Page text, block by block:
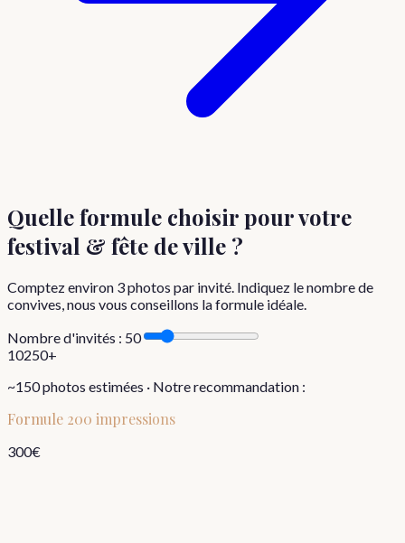
Quelle formule choisirpour votre
festival & fête de ville ?
Comptez environ 3photos par invité. Indiquez le nombre de
convives, nous vous conseillons la formule idéale.
Nombre d'invités : 50
10250+
~150photos estimées · Notre recommandation :
Formule 200 impressions
300€